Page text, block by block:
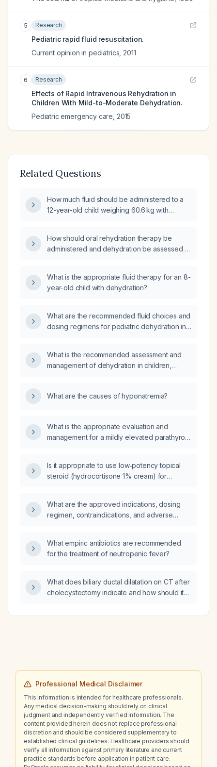
5 Research
Pediatric rapid fluid resuscitation.
Current opinion in pediatrics 2011
6 Research
Effects of Rapid Intravenous Rehydration in
Children With Mild-to-Moderate Dehydration.
Pediatric emergency care 2015
Related Questions
How much fluid should be administered to a
12-year-old child weighing 60.6 kg with
How should oral rehydration therapy be
administered and dehydration be assessed in
What is the appropriate fluid therapy for an 8-
year-old child with dehydration?
What are the recommended fluid choices and
dosing regimens for pediatric dehydration in
What is the recommended assessment and
management of dehydration in children,
replacement protocols?
What are the causes of hyponatremia?
What is the appropriate evaluation and
management for a mildly elevated parathyroid
Is it appropriate to use low‑potency topical
steroid (hydrocortisone 1% cream) for
What are the approved indications, dosing
regimen, contraindications, and adverse
What empiric antibiotics are recommended
for the treatment of neutropenic fever?
What does biliary ductal dilatation on CT after
cholecystectomy indicate and how should it
Professional Medical Disclaimer
This information is intended for healthcare professionals.
Any medical decision-making should rely on clinical
judgment and independently verified information. The
content provided herein does not replace professional
discretion and should be considered supplementary to
established clinical guidelines. Healthcare providers should
verify all information against primary literature and current
practice standards before application in patient care.